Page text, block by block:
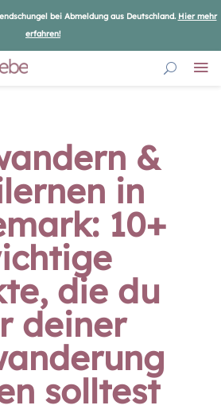
bei Abmeldung aus Deutschland. Hier mehr
erfahren!
&
in
10+
die du
deiner
solltest